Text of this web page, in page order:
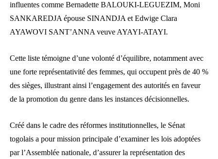
influentes comme Bernadette BALOUKI-LEGUEZIM, Moni
SANKAREDJA épouse SINANDJA et Edwige Clara
AYAWOVI SANT’ANNA veuve AYAYI-ATAYI.
Cette liste témoigne d’une volonté d’équilibre, notamment avec
une forte représentativité des femmes, qui occupent près de 40 %
des sièges, illustrant ainsi l’engagement des autorités en faveur
de la promotion du genre dans les instances décisionnelles.
Créé dans le cadre des réformes institutionnelles, le Sénat
togolais a pour mission principale d’examiner les lois adoptées
par l’Assemblée nationale, d’assurer la représentation des